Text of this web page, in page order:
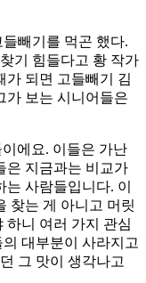
빼기를 먹곤 했다.
기 힘들다고 황 작가
가 되면 고들빼기 김
가 보는 시니어들은
에요. 이들은 가난
은 지금과는 비교가
사람들입니다. 이
찾는 게 아니고 머릿
하니 여러 가지 관심
대부분이 사라지고
그 맛이 생각나고